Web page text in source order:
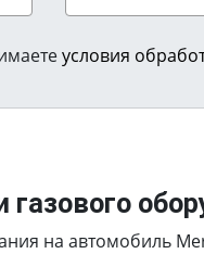
условия
газового
на автомобиль